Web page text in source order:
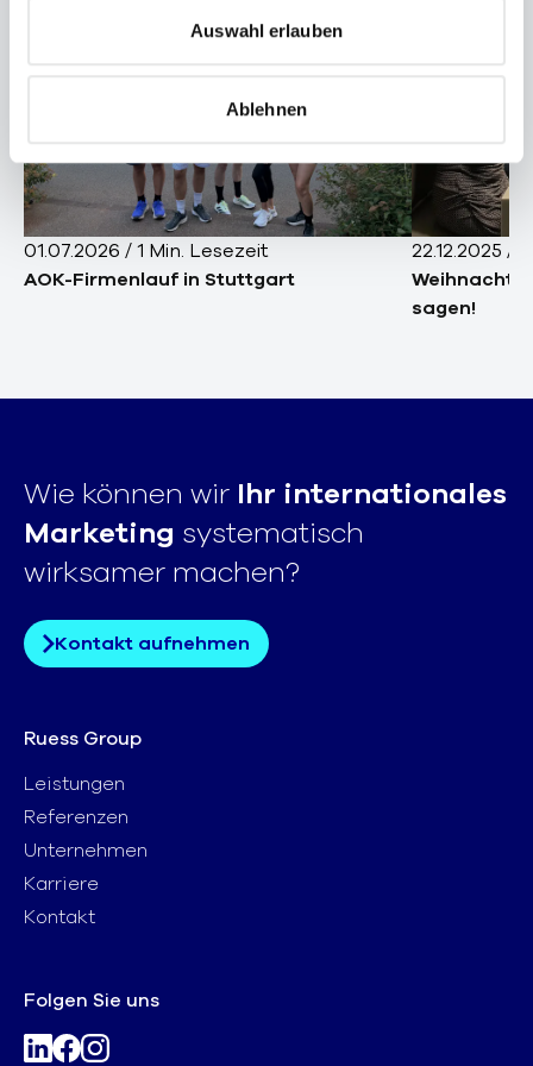
Auswahl erlauben
Ablehnen
01.07.2026 /1 Min. Lesezeit
AOK-Firmenlauf in Stuttgart
22.12.2025 /
sagen!
Wie können wir Ihr internationales
Marketing systematisch
wirksamer machen?
Kontakt aufnehmen
Ruess Group
Leistungen
Referenzen
Unternehmen
Karriere
Kontakt
Folgen Sie uns